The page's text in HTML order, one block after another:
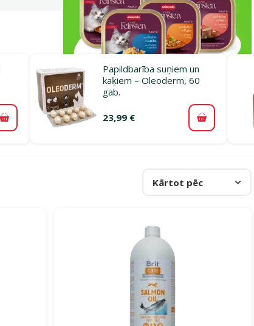
Pievienot grozam
Papildbarība suņiem un
kaķiem – Oleoderm, 60
gab.
23,99 € Pievienot
Kārtot pēc